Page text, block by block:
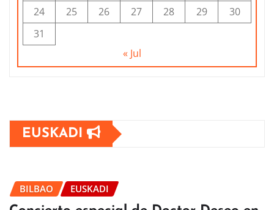
24
25 26 27 28 29
30
31
« Jul
EUSKADI
BILBAO EUSKADI